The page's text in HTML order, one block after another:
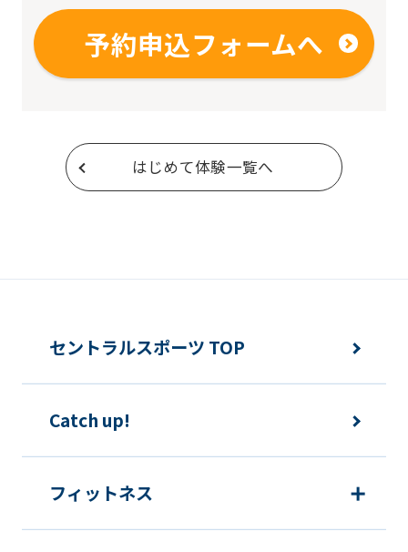
予約申込フォームへ
はじめて体験一覧へ
セントラルスポーツ TOP
Catch up!
フィットネス